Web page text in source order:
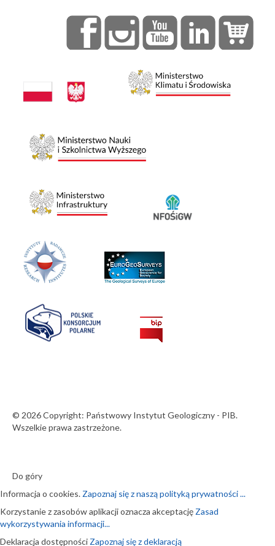
© 2026 Copyright: Państwowy Instytut Geologiczny - PIB.
Wszelkie prawa zastrzeżone.
Do góry
Informacja o cookies. Zapoznaj się z naszą polityką prywatności ...
Korzystanie z zasobów aplikacji oznacza akceptację Zasad
wykorzystywania informacji...
Deklaracja dostępności Zapoznaj się z deklaracją